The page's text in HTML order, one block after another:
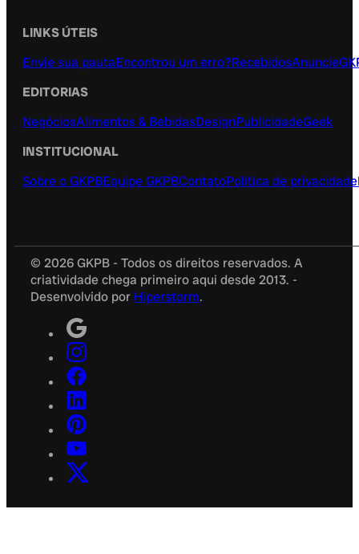
LINKS ÚTEIS
Envie sua pautaEncontrou um erro?RecebidosAnuncie
EDITORIAS
NegóciosAlimentos & BebidasDesignPublicidadeGeek
INSTITUCIONAL
Sobre o GKPBEquipe GKPBContatoPolítica de privacidade
© 2026 GKPB - Todos os direitos reservados. A
criatividade chega primeiro aqui desde 2013. -
Desenvolvido por Hiperstorm.